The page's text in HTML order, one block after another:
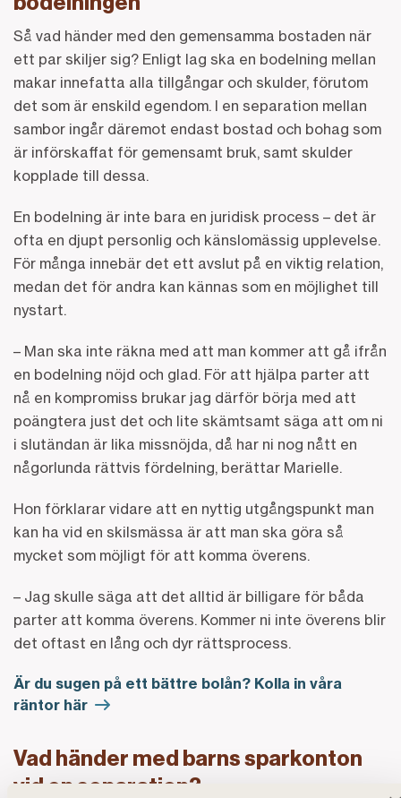
Så vad händer med den gemensamma bostaden när
ett par skiljer sig? Enligt lag ska en bodelning mellan
makar innefatta alla tillgångar och skulder, förutom
det som är enskild egendom. I en separation mellan
sambor ingår däremot endast bostad och bohag som
är införskaffat för gemensamt bruk, samt skulder
kopplade till dessa.
En bodelning är inte bara en juridisk process – det är
ofta en djupt personlig och känslomässig upplevelse.
För många innebär det ett avslut på en viktig relation,
medan det för andra kan kännas som en möjlighet till
nystart.
– Man ska inte räkna med att man kommer att gå ifrån
en bodelning nöjd och glad. För att hjälpa parter att
nå en kompromiss brukar jag därför börja med att
poängtera just det och lite skämtsamt säga att om ni
i slutändan är lika missnöjda, då har ni nog nått en
någorlunda rättvis fördelning, berättar Marielle.
Hon förklarar vidare att en nyttig utgångspunkt man
kan ha vid en skilsmässa är att man ska göra så
mycket som möjligt för att komma överens.
– Jag skulle säga att det alltid är billigare för båda
parter att komma överens. Kommer ni inte överens blir
det oftast en lång och dyr rättsprocess.
Är du sugen på ett bättre bolån? Kolla in våra
räntor här
Vad händer med barns sparkonton
vid en separation?